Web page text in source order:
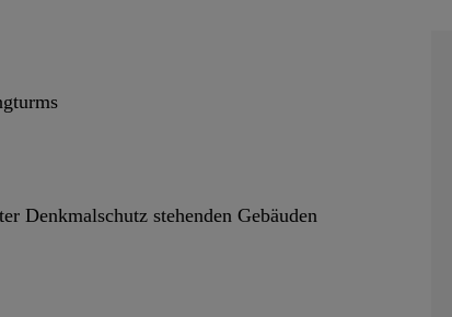
Denkmalschutz stehenden Gebäuden